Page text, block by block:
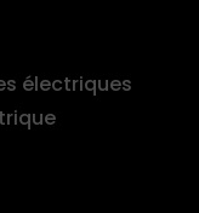
électriques